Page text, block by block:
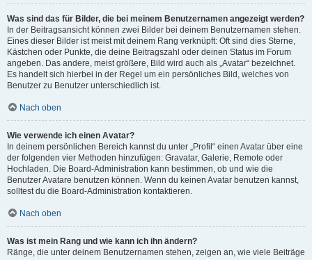
Was sind das für Bilder, die bei meinem Benutzernamen angezeigt werden?
In der Beitragsansicht können zwei Bilder bei deinem Benutzernamen stehen.
Eines dieser Bilder ist meist mit deinem Rang verknüpft: Oft sind dies Sterne,
Kästchen oder Punkte, die deine Beitragszahl oder deinen Status im Forum
angeben. Das andere, meist größere, Bild wird auch als „Avatar“ bezeichnet.
Es handelt sich hierbei in der Regel um ein persönliches Bild, welches von
Benutzer zu Benutzer unterschiedlich ist.
Nach oben
Wie verwende ich einen Avatar?
In deinem persönlichen Bereich kannst du unter „Profil“ einen Avatar über eine
der folgenden vier Methoden hinzufügen: Gravatar, Galerie, Remote oder
Hochladen. Die Board-Administration kann bestimmen, ob und wie die
Benutzer Avatare benutzen können. Wenn du keinen Avatar benutzen kannst,
solltest du die Board-Administration kontaktieren.
Nach oben
Was ist mein Rang und wie kann ich ihn ändern?
Ränge, die unter deinem Benutzernamen stehen, zeigen an, wie viele Beiträge